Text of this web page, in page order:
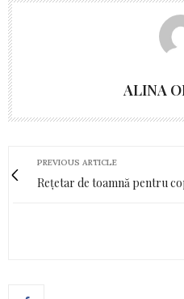
ALINA
PREVIOUS ARTICLE
Rețetar de toamnă pentru